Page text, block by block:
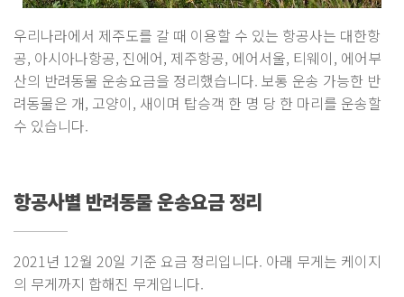
우리나라에서 제주도를 갈 때 이용할 수 있는 항공사는 대한항
공, 아시아나항공, 진에어, 제주항공, 에어서울, 티웨이, 에어부
산의 반려동물 운송요금을 정리했습니다. 보통 운송 가능한 반
려동물은 개, 고양이, 새이며 탑승객 한 명 당 한 마리를 운송할
수 있습니다.
항공사별 반려동물 운송요금 정리
2021년 12월 20일 기준 요금 정리입니다. 아래 무게는 케이지
의 무게까지 합해진 무게입니다.